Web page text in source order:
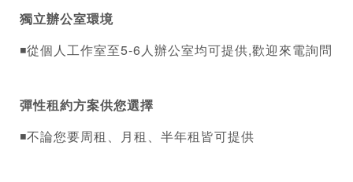
獨立辦公室環境
◾從個人工作室至5-6人辦公室均可提供,歡迎來電詢問
彈性租約方案供您選擇
◾不論您要周租、月租、半年租皆可提供